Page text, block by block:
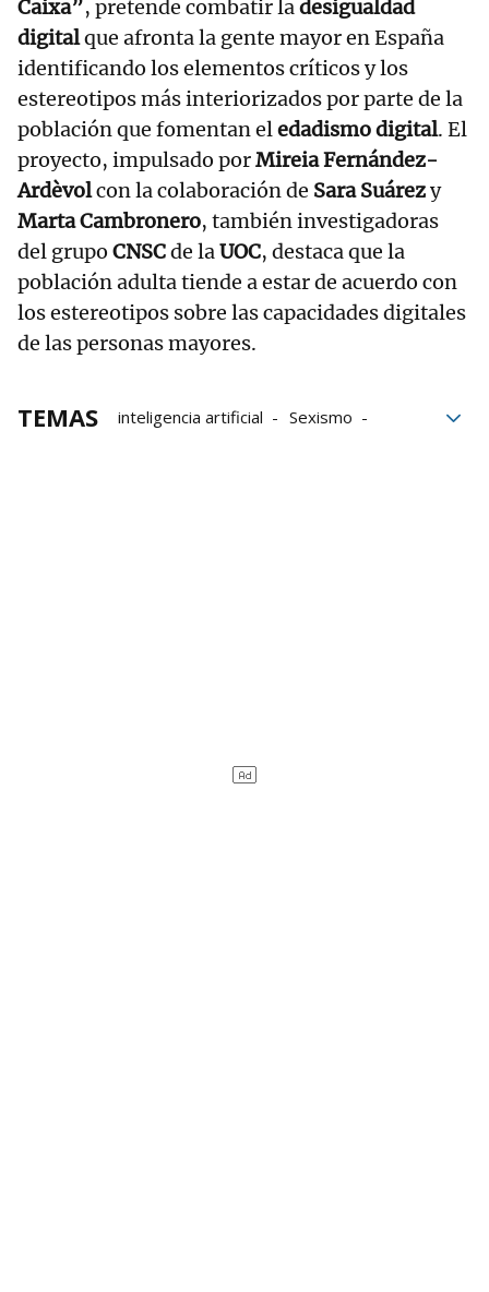
Caixa”, pretende combatir ladesigualdad
digitalque afronta la gente mayor en España
identificando los elementos críticos y los
estereotipos más interiorizados por parte de la
población que fomentan eledadismo digital. El
proyecto, impulsado porMireia Fernández-
Ardèvolcon la colaboración de Sara Suárezy
Marta Cambronero, también investigadoras
del grupo CNSCde laUOC, destaca que la
población adulta tiende a estar de acuerdo con
los estereotipos sobre las capacidades digitales
de las personas mayores.
TEMAS inteligencia artificial
Sexismo